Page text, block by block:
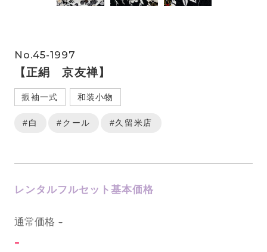
No.45-1997
【正絹 京友禅】
振袖一式 和装小物
#白 #クール #久留米店
レンタルフルセット基本価格
通常価格 -
-